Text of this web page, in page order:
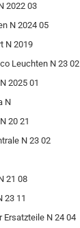
2022 03
N 2024 05
N 2019
Leuchten N 23 02
2025 01
N
20 21
N 23 02
21 08
23 11
Ersatzteile N 24 04